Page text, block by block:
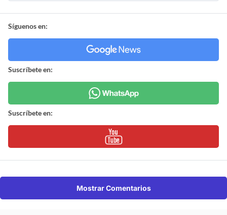
Síguenos en:
Suscríbete en:
Suscríbete en:
Mostrar Comentarios